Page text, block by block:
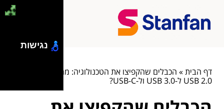
דף הבית» הכבלים שהקפיצו את הטכנולוגיה: מה ההבדל בין
USB 2.0 ל-USB 3.0 ול-USB-C?
נגישות